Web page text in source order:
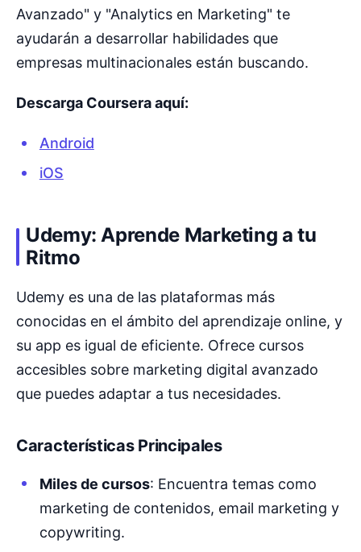
Avanzado" y "Analytics en Marketing" te
ayudarán a desarrollar habilidades que
empresas multinacionales están buscando.
Descarga Coursera aquí:
Android
iOS
Udemy: Aprende Marketing a tu
Ritmo
Udemy es una de las plataformas más
conocidas en el ámbito del aprendizaje online, y
su app es igual de eficiente. Ofrece cursos
accesibles sobre marketing digital avanzado
que puedes adaptar a tus necesidades.
Características Principales
Miles de cursos: Encuentra temas como
marketing de contenidos, email marketing y
copywriting.